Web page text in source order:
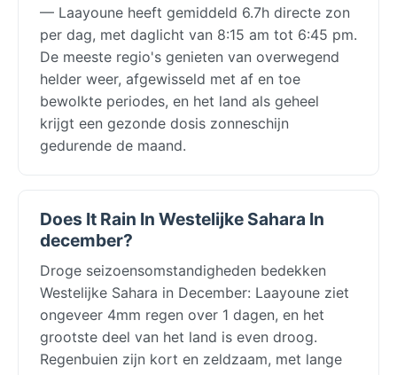
— Laayoune heeft gemiddeld 6.7h directe zon
per dag, met daglicht van 8:15 am tot 6:45 pm.
De meeste regio's genieten van overwegend
helder weer, afgewisseld met af en toe
bewolkte periodes, en het land als geheel
krijgt een gezonde dosis zonneschijn
gedurende de maand.
Does It Rain In Westelijke Sahara In
december?
Droge seizoensomstandigheden bedekken
Westelijke Sahara in December: Laayoune ziet
ongeveer 4mm regen over 1 dagen, en het
grootste deel van het land is even droog.
Regenbuien zijn kort en zeldzaam, met lange